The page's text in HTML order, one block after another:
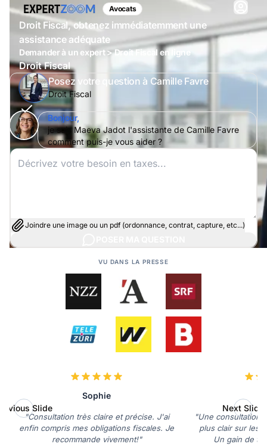
Avocats
Droit Fiscal, obtenez immédiatemment une
assistance adéquate
Demander à un expert > Droit Fiscal en ligne
Droit Fiscal
Posez votre question à Camille Favre
Droit Fiscal
Bonjour,
je suis Maeva Jadot l'assistante de Camille Favre
comment puis-je vous aider ?
Joindre une image ou un pdf (ordonnance, contrat, capture, etc...)
VU DANS LA PRESSE
Sophie
"Consultation très claire et précise. J'ai
enfin compris mes obligations fiscales. Je
recommande vivement!"
"Une consultation
plus clair sur les
Un gain de
Slide Next Slide